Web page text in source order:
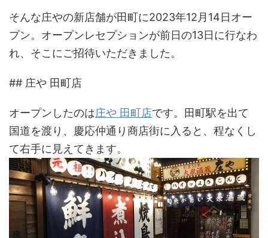
そんな庄やの新店舗が田町に2023年12月14日オー
プン。オープンレセプションが前日の13日に行なわ
れ、そこにご招待いただきました。
## 庄や 田町店
オープンしたのは庄や 田町店です。田町駅を出て
国道を渡り、慶応仲通り商店街に入ると、程なくし
て右手に見えてきます。